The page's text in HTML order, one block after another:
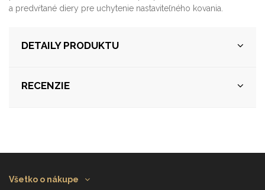
a predvŕtané diery pre uchytenie nastaviteľného kovania.
DETAILY PRODUKTU
RECENZIE
Všetko o nákupe